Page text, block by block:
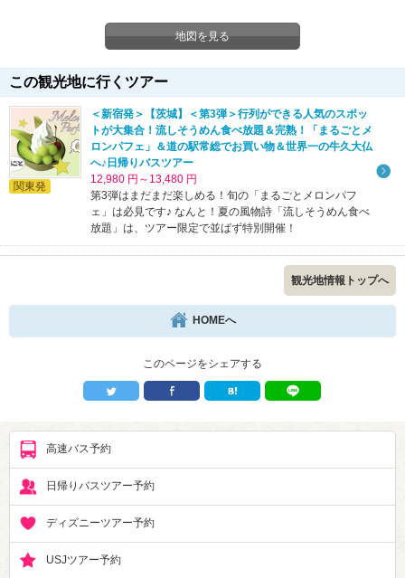
地図を見る
この観光地に行くツアー
関東発
＜新宿発＞【茨城】＜第3弾＞行列ができる人気のスポッ
トが大集合！流しそうめん食べ放題＆完熟！「まるごとメ
ロンパフェ」＆道の駅常総でお買い物＆世界一の牛久大仏
へ♪日帰りバスツアー
12,980 円～13,480 円
第3弾はまだまだ楽しめる！旬の「まるごとメロンパフ
ェ」は必見です♪ なんと！夏の風物詩「流しそうめん食べ
放題」は、ツアー限定で並ばず特別開催！
観光地情報トップへ
HOMEへ
このページをシェアする
高速バス予約
日帰りバスツアー予約
ディズニーツアー予約
USJツアー予約